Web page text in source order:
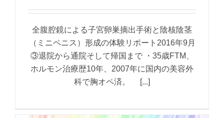
全腹腔鏡による子宮卵巣摘出手術と陰核陰茎
（ミニペニス）形成の体験リポート2016年9月
③退院から通院そして帰国まで ・35歳FTM、
ホルモン治療歴10年、2007年に国内の美容外
科で胸オペ済。 [...]